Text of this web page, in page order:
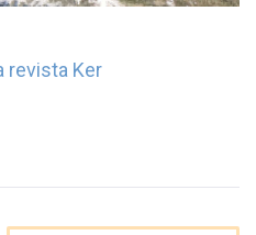
revista Ker